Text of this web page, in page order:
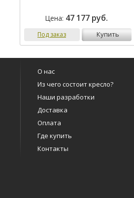
Цена: 47 177 руб.
Под заказ купить
О нас
Из чего состоит кресло?
Наши разработки
Доставка
Оплата
Где купить
Контакты